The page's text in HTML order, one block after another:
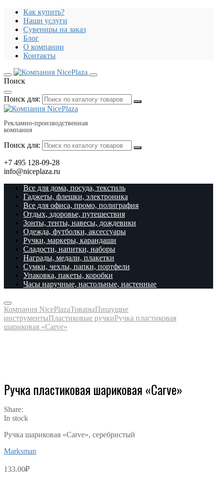
Как купить?
Наши услуги
Сувениры на заказ
Блог
О компании
Контакты
Поиск
Поиск для:
Рекламно-производственная
компания
Поиск для:
+7 495 128-09-28
info@niceplaza.ru
Все для дома, посуда, текстиль
Гаджеты, флешки, электроника
Все для офиса, промо, полиграфия
Отдых, здоровье, путешествия
Зонты, тенты, навесы, дождевики
Одежда, футболки, аксессуары
Ручки, маркеры, карандаши
Сладости, напитки, наборы
Награды, медали, плакетки
Сумки, чехлы, папки, портфели
Упаковка, пакеты, коробки
Часы наручные, настольные, настенные
Компания NicePlazaТоварыПишущие
инструментыПластиковые ручкиРучка пластиковая
шариковая «Carve»
Ручка пластиковая шариковая «Carve»
Share:
In stock
Ручка шариковая «Carve», серебристый
Marksman
133.00₽